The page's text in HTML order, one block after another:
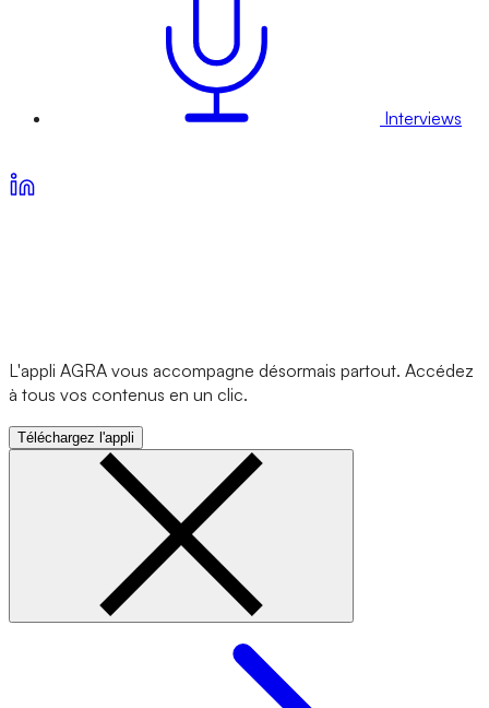
Interviews
L'appli AGRA vous accompagne désormais partout. Accédez
à tous vos contenus en un clic.
Téléchargez l'appli